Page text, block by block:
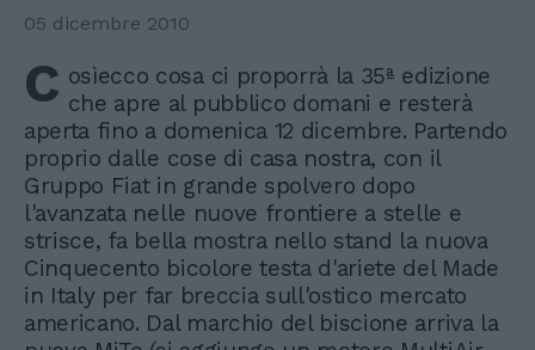
05 dicembre 2010
C osìecco cosa ci proporrà la 35ª edizione
che apre al pubblico domani e resterà
aperta fino a domenica 12 dicembre. Partendo
proprio dalle cose di casa nostra, con il
Gruppo Fiat in grande spolvero dopo
l'avanzata nelle nuove frontiere a stelle e
strisce, fa bella mostra nello stand la nuova
Cinquecento bicolore testa d'ariete del Made
in Italy per far breccia sull'ostico mercato
americano. Dal marchio del biscione arriva la